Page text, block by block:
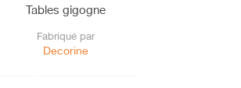
Tables gigogne
Fabriqué par
Decorine